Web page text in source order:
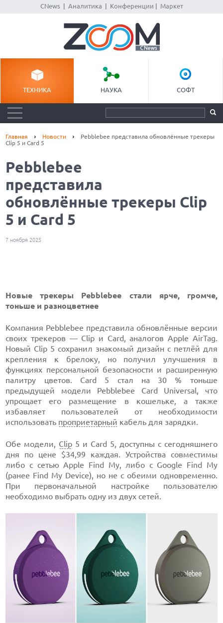
CNews| Аналитика Конференции Маркет
ТЕХНИКА НАУКА СОФТ
Главная Новости
Pebblebee представила обновлённые трекеры
Clip 5 и Card 5
Pebblebee
представила
обновлённые трекеры Clip
5 и Card 5
7 ноября 2025
Новые трекеры Pebblebee стали ярче, громче,
тоньше и разноцветнее
Компания Pebblebee представила обновлённые версии
своих трекеров — Clip и Card, аналогов Apple AirTag.
Новый Clip 5 сохранил знакомый дизайн с петлёй для
крепления к брелоку, но получил улучшения в
функциях персональной безопасности и расширенную
палитру цветов. Card 5 стал на 30 % тоньше
предыдущей модели Pebblebee Card Universal, что
упрощает его размещение в кошельке, а также
избавляет пользователей от необходимости
использовать проприетарный кабель для зарядки.
Обе модели, Clip 5 и Card 5, доступны с сегодняшнего
дня по цене $34,99 каждая. Устройства совместимы
либо с сетью Apple Find My, либо с Google Find My
(ранее Find My Device), но не с обеими одновременно.
При первоначальной настройке пользователю
необходимо выбрать одну из двух сетей.